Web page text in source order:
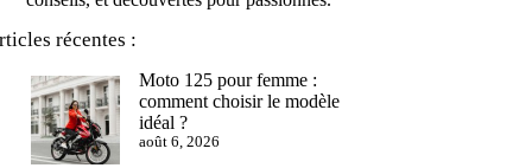
récentes :
Moto 125 pour femme :
comment choisir le modèle
idéal ?
août 6, 2026